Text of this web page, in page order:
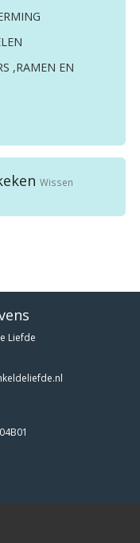
,RAMEN EN
Wissen
Liefde